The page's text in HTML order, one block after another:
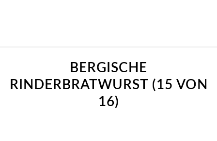
BERGISCHE
RINDERBRATWURST (15 VON
16)